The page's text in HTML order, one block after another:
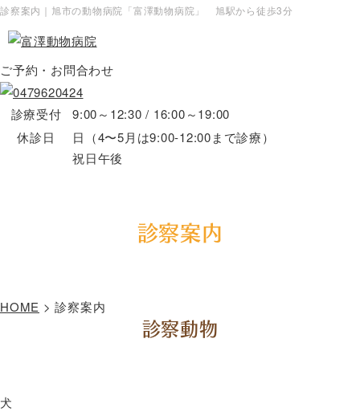
診察案内｜旭市の動物病院「富澤動物病院」 旭駅から徒歩3分
ご予約・お問合わせ
診療受付
9:00～12:30 / 16:00～19:00
休診日
日（4〜5月は9:00-12:00まで診療）
祝日午後
診察案内
HOME >診察案内
診察動物
犬